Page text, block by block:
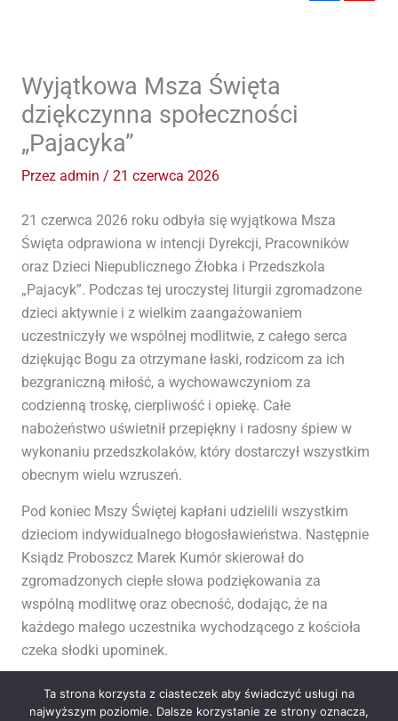
Wyjątkowa Msza Święta
dziękczynna społeczności
„Pajacyka”
Przez admin / 21 czerwca 2026
21 czerwca 2026 roku odbyła się wyjątkowa Msza
Święta odprawiona w intencji Dyrekcji, Pracowników
oraz Dzieci Niepublicznego Żłobka i Przedszkola
„Pajacyk”. Podczas tej uroczystej liturgii zgromadzone
dzieci aktywnie i z wielkim zaangażowaniem
uczestniczyły we wspólnej modlitwie, z całego serca
dziękując Bogu za otrzymane łaski, rodzicom za ich
bezgraniczną miłość, a wychowawczyniom za
codzienną troskę, cierpliwość i opiekę. Całe
nabożeństwo uświetnił przepiękny i radosny śpiew w
wykonaniu przedszkolaków, który dostarczył wszystkim
obecnym wielu wzruszeń.
Pod koniec Mszy Świętej kapłani udzielili wszystkim
dzieciom indywidualnego błogosławieństwa. Następnie
Ksiądz Proboszcz Marek Kumór skierował do
zgromadzonych ciepłe słowa podziękowania za
wspólną modlitwę oraz obecność, dodając, że na
każdego małego uczestnika wychodzącego z kościoła
czeka słodki upominek.
Na zakończenie tej pięknej i podniosłej uroczystości pani
katechetka Danuta Wiśniewska uroczyście wręczyła
Ta strona korzysta z ciasteczek aby świadczyć usługi na
najwyższym poziomie. Dalsze korzystanie ze strony oznacza,